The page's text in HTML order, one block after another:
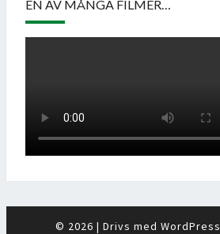
EN AV MÅNGA FILMER…
© 2026 | Drivs med WordPress